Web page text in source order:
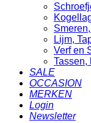
Lijm,
Verf en
Tassen,
SALE
OCCASION
MERKEN
Login
Newsletter